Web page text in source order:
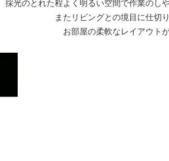
採光のとれた程よく明るい空間で作業のし
またリビングとの境目に仕切
お部屋の柔軟なレイアウト